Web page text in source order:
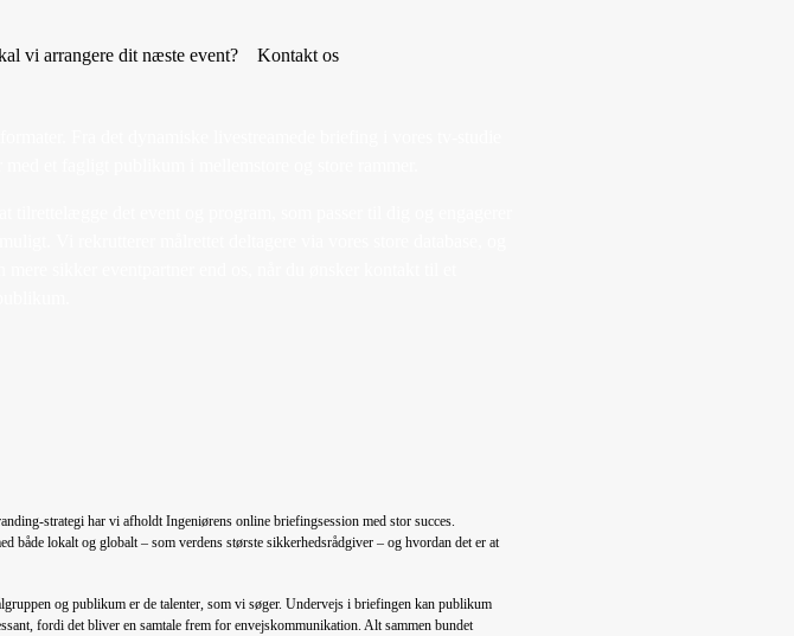
vi arrangere dit næste event? Kontakt os
strategi har vi afholdt Ingeniørens online briefingsession med stor succes.
lokalt og globalt – som verdens største sikkerhedsrådgiver – og hvordan det er at
og publikum er de talenter, som vi søger. Undervejs i briefingen kan publikum
fordi det bliver en samtale frem for envejskommunikation. Alt sammen bundet